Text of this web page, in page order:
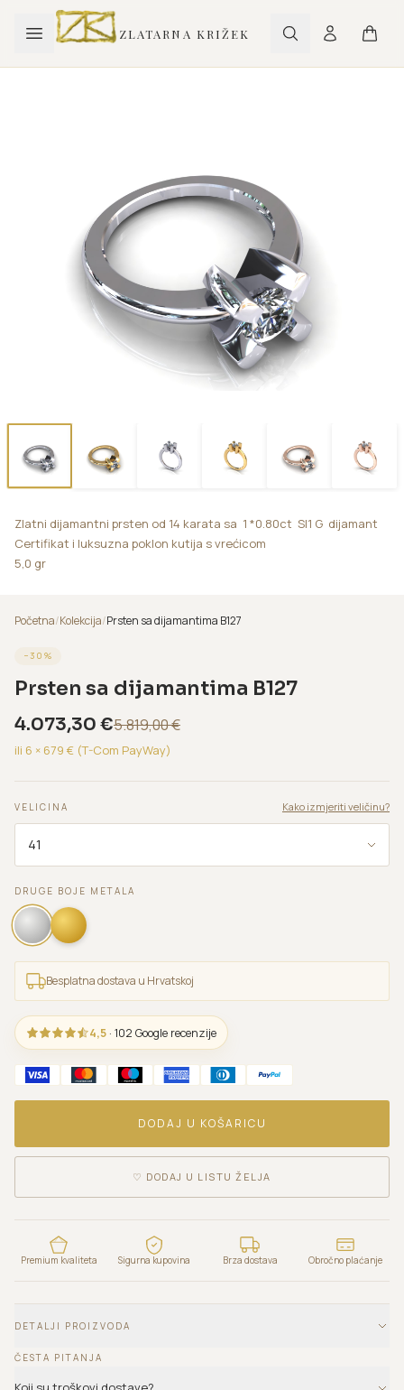
ZLATARNA KRIŽEK
Zlatni dijamantni prsten od 14 karata sa 1 *0.80ct SI1 G dijamant
Certifikat i luksuzna poklon kutija s vrećicom
5,0 gr
Početna/Kolekcija/Prsten sa dijamantima B127
−30 %
Prsten sa dijamantima B127
4.073,30 €5.819,00€
ili 6 × 679 € (T-Com PayWay)
VELICINA Kako izmjeriti veličinu?
DRUGE BOJE METALA
Besplatna dostava u Hrvatskoj
4,5 · 102 Google recenzije
DODAJ U KOŠARICU
♡ DODAJ U LISTU ŽELJA
Premium kvaliteta Sigurna kupovina Brza dostava Obročno plaćanje
DETALJI PROIZVODA
ČESTA PITANJA